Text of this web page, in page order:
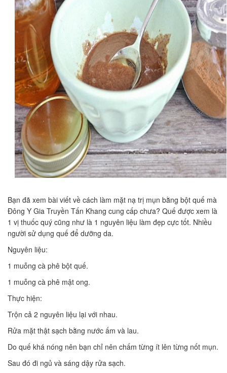
Bạn đã xem bài viết về cách làm mặt nạ trị mụn bằng bột quế mà
Đông Y Gia Truyền Tấn Khang cung cấp chưa? Quế được xem là
1 vị thuốc quý cũng như là 1 nguyên liệu làm đẹp cực tốt. Nhiều
người sử dụng quế để dưỡng da.
Nguyên liệu:
1 muỗng cà phê bột quế.
1 muỗng cà phê mật ong.
Thực hiện:
Trộn cả 2 nguyên liệu lại với nhau.
Rửa mặt thật sạch bằng nước ấm và lau.
Do quế khá nóng nên bạn chỉ nên chấm từng ít lên từng nốt mụn.
Sau đó đi ngủ và sáng dậy rửa sạch.